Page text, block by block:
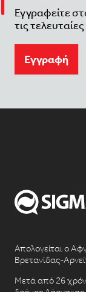
Εγγραφείτε
τις
Eγγραφή
Απολογείται ο
Βρετανίδας-
Μετά από 26